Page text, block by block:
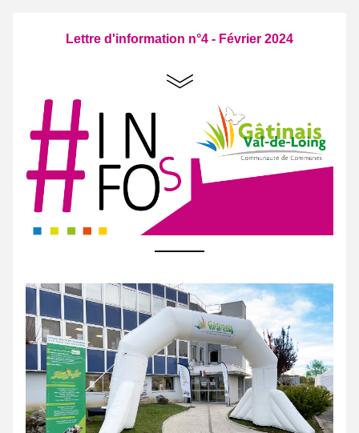
Lettre d'information n°4 - Février 2024